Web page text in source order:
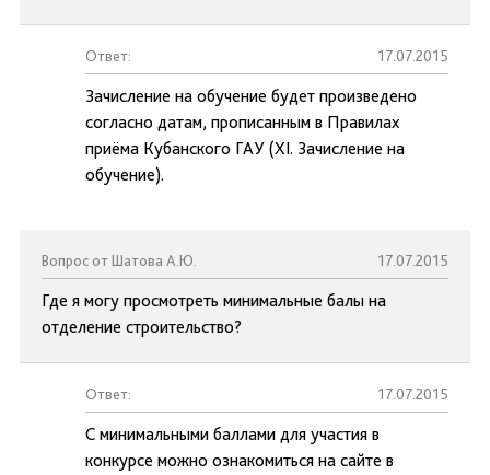
Ответ: 17.07.2015
Зачисление на обучение будет произведено
согласно датам, прописанным в Правилах
приёма Кубанского ГАУ (XI. Зачисление на
обучение).
Вопрос от Шатова А.Ю. 17.07.2015
Где я могу просмотреть минимальные балы на
отделение строительство?
Ответ: 17.07.2015
С минимальными баллами для участия в
конкурсе можно ознакомиться на сайте в